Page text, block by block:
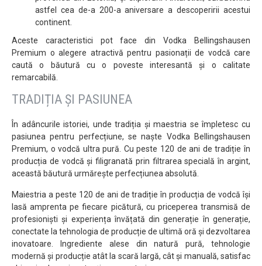
astfel cea de-a 200-a aniversare a descoperirii acestui
continent.
Aceste caracteristici pot face din Vodka Bellingshausen
Premium o alegere atractivă pentru pasionații de vodcă care
caută o băutură cu o poveste interesantă și o calitate
remarcabilă.
TRADIȚIA ȘI PASIUNEA
În adâncurile istoriei, unde tradiția și maestria se împletesc cu
pasiunea pentru perfecțiune, se naște Vodka Bellingshausen
Premium, o vodcă ultra pură. Cu peste 120 de ani de tradiție în
producția de vodcă și filigranată prin filtrarea specială în argint,
această băutură urmărește perfecțiunea absolută.
Maiestria a peste 120 de ani de tradiție în producția de vodcă își
lasă amprenta pe fiecare picătură, cu priceperea transmisă de
profesioniști și experiența învățată din generație în generație,
conectate la tehnologia de producție de ultimă oră și dezvoltarea
inovatoare. Ingrediente alese din natură pură, tehnologie
modernă și producție atât la scară largă, cât și manuală, satisfac